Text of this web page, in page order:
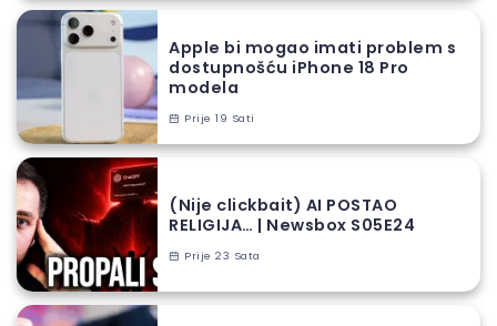
Apple bi mogao imati problem s
dostupnošću iPhone 18 Pro
modela
Prije 19 Sati
(Nije clickbait) AI POSTAO
RELIGIJA… | Newsbox S05E24
Prije 23 Sata